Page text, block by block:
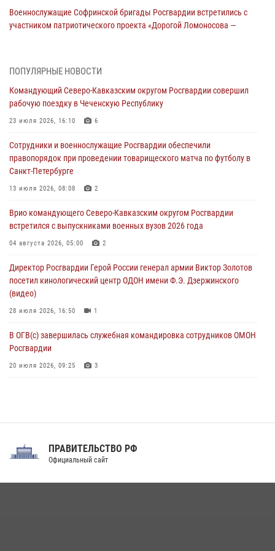
Военнослужащие Софринской бригады Росгвардии встретились с
участником патриотического проекта «Дорогой Ломоносова —
Кузбассе
08 августа 2026, 07:00
ограниченными возможностями здоровья (видео)
08 августа 2026, 06:32 1
Спецназ Росгвардии в Марий Эл почтил память товарища на
08 августа 2026, 06:15 9
День физкультурника в Уральском округе Росгвардии отметили
08 августа 2026, 06:03
ПОПУЛЯРНЫЕ НОВОСТИ
Командующий Северо-Кавказским округом Росгвардии совершил
рабочую поездку в Чеченскую Республику
23 июля 2026, 16:10 6
Сотрудники и военнослужащие Росгвардии обеспечили
правопорядок при проведении товарищеского матча по футболу в
Санкт-Петербурге
13 июля 2026, 08:08 2
Врио командующего Северо-Кавказским округом Росгвардии
встретился с выпускниками военных вузов 2026 года
04 августа 2026, 05:00 2
Директор Росгвардии Герой России генерал армии Виктор Золотов
посетил кинологический центр ОДОН имени Ф.Э. Дзержинского
(видео)
28 июля 2026, 16:50 1
В ОГВ(с) завершилась служебная командировка сотрудников ОМОН
Росгвардии
20 июля 2026, 09:25 3
Праздник «Один день с Росгвардией» к 105-летию Центрального
ПРАВИТЕЛЬСТВО РФ
Официальный сайт